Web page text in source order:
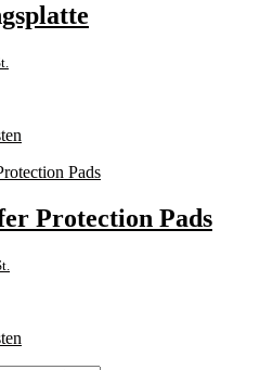
Protection Pads